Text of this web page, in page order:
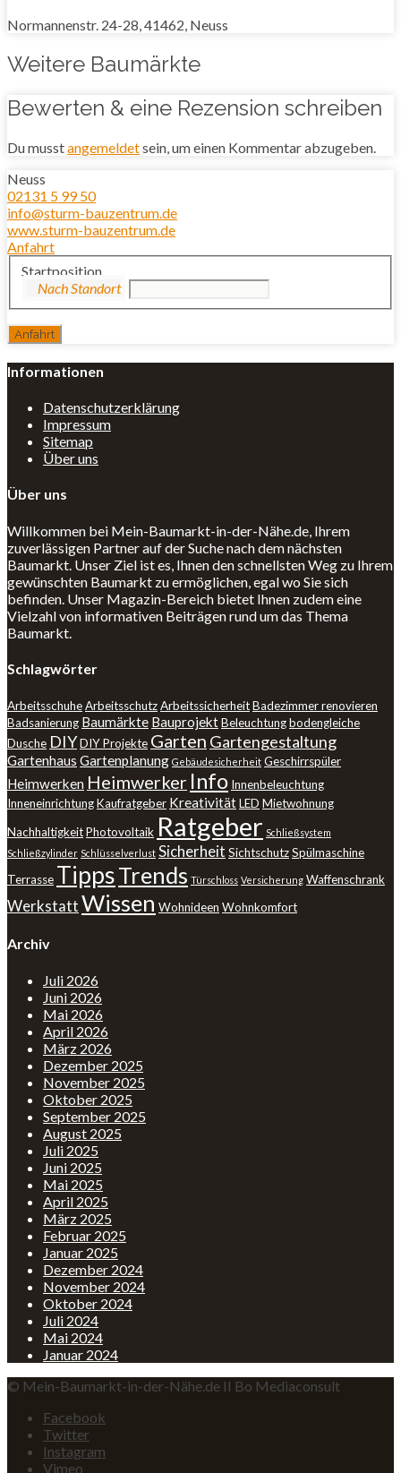
Normannenstr. 24-28, 41462, Neuss
Weitere Baumärkte
Bewerten & eine Rezension schreiben
Du musstangemeldetsein, um einen Kommentar abzugeben.
Neuss
02131 5 99 50
info@sturm-bauzentrum.de
www.sturm-bauzentrum.de
Anfahrt
Startposition
Informationen
Datenschutzerklärung
Impressum
Sitemap
Über uns
Über uns
Willkommen bei Mein-Baumarkt-in-der-Nähe.de, Ihrem
zuverlässigen Partner auf der Suche nach dem nächsten
Baumarkt. Unser Ziel ist es, Ihnen den schnellsten Weg zu Ihrem
gewünschten Baumarkt zu ermöglichen, egal wo Sie sich
befinden. Unser Magazin-Bereich bietet Ihnen zudem eine
Vielzahl von informativen Beiträgen rund um das Thema
Baumarkt.
Schlagwörter
ArbeitsschuheArbeitsschutzArbeitssicherheitBadezimmer renovieren
Badsanierung Baumärkte BauprojektBeleuchtungbodengleiche
Dusche DIYDIY Projekte Garten Gartengestaltung
Gartenhaus Gartenplanung Gebäudesicherheit Geschirrspüler
Heimwerken Heimwerker Info Innenbeleuchtung
InneneinrichtungKaufratgeber KreativitätLED Mietwohnung
NachhaltigkeitPhotovoltaik Ratgeber Schließsystem
Schließzylinder Schlüsselverlust Sicherheit SichtschutzSpülmaschine
Terrasse TippsTrends Türschloss Versicherung Waffenschrank
WerkstattWissen Wohnideen Wohnkomfort
Archiv
Juli 2026
Juni 2026
Mai 2026
April 2026
März 2026
Dezember 2025
November 2025
Oktober 2025
September 2025
August 2025
Juli 2025
Juni 2025
Mai 2025
April 2025
März 2025
Februar 2025
Januar 2025
Dezember 2024
November 2024
Oktober 2024
Juli 2024
Mai 2024
Januar 2024
© Mein-Baumarkt-in-der-Nähe.de II Bo Mediaconsult
Facebook
Twitter
Instagram
Vimeo